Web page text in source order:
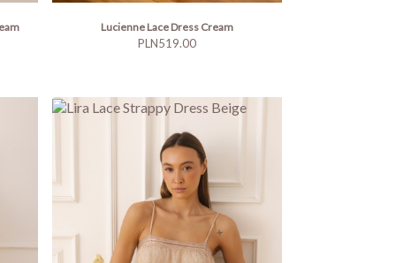
Lucienne Lace Dress Cream
Price
PLN519.00
Lira Lace Strappy Dress Beige
Price
PLN229.00